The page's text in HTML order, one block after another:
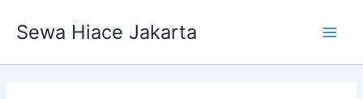
Sewa Hiace Jakarta